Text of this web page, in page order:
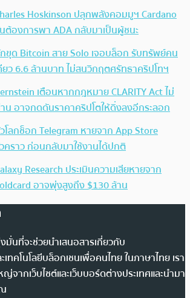
Hoskinson ปลุกพลังคอมมูฯ Cardano
ต้องการพา ADA กลับมาเป็นผู้ชนะ
ขุด Bitcoin สาย Solo เจอบล็อก รับทรัพย์คน
ยว 6.6 ล้านบาท ไม่สนวิกฤตศรัทธาคริปโทฯ
เตือนหากกฎหมาย CLARITY Act ไม่
น อาจกดดันราคาคริปโตให้ดิ่งลงอีกระลอก
โลกช็อก Telegram หายจาก App Store
คราว ก่อนกลับมาใช้งานได้ปกติ
Research ประเมินความเสียหายจาก
อาจพุ่งสูงถึง $130 ล้าน
มั่นที่จะช่วยนำเสนอสารเกี่ยวกับ
ทคโนโลยีบล็อกเชนเพื่อคนไทย ในภาษาไทย เรา
จากเว็บไซต์และเว็บบอร์ดต่างประเทศและนำมา